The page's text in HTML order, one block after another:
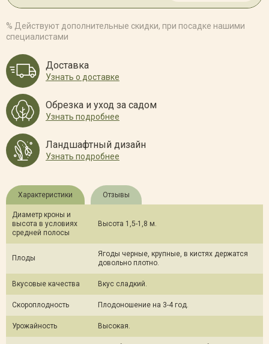
% Действуют дополнительные скидки, при посадке нашими
специалистами
Доставка
Узнать о доставке
Обрезка и уход за садом
Узнать подробнее
Ландшафтный дизайн
Узнать подробнее
Характеристики Отзывы
Диаметр кроны и
высота в условиях
средней полосы
Высота 1,5-1,8 м.
Плоды
Ягоды черные, крупные, в кистях держатся
довольно плотно.
Вкусовые качества Вкус сладкий.
Скороплодность Плодоношение на 3-4 год.
Урожайность Высокая.